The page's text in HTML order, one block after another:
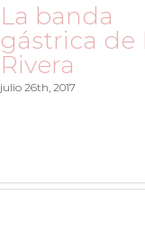
La banda
gástrica de
Rivera
julio 26th, 2017